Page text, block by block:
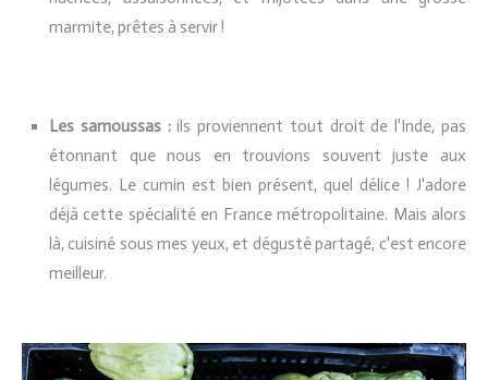
marmite, prêtes à servir !
Les samoussas :ils proviennent tout droit de l'Inde, pas
étonnant que nous en trouvions souvent juste aux
légumes. Le cumin est bien présent, quel délice ! J'adore
déjà cette spécialité en France métropolitaine. Mais alors
là, cuisiné sous mes yeux, et dégusté partagé, c'est encore
meilleur.